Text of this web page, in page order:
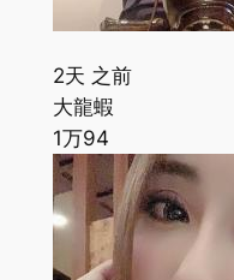
2天 之前
大龍蝦
1万94